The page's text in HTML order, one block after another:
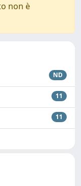
non è
ND
11
11